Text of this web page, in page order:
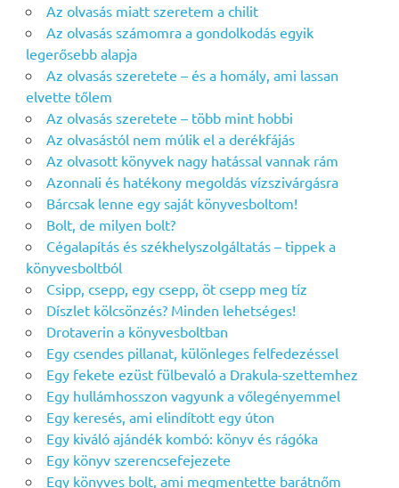
Az olvasás miatt szeretem a chilit
Az olvasás számomra a gondolkodás egyik
legerősebb alapja
Az olvasás szeretete – és a homály, ami lassan
elvette tőlem
Az olvasás szeretete – több mint hobbi
Az olvasástól nem múlik el a derékfájás
Az olvasott könyvek nagy hatással vannak rám
Azonnali és hatékony megoldás vízszivárgásra
Bárcsak lenne egy saját könyvesboltom!
Bolt, de milyen bolt?
Cégalapítás és székhelyszolgáltatás – tippek a
könyvesboltból
Csipp, csepp, egy csepp, öt csepp meg tíz
Díszlet kölcsönzés? Minden lehetséges!
Drotaverin a könyvesboltban
Egy csendes pillanat, különleges felfedezéssel
Egy fekete ezüst fülbevaló a Drakula-szettemhez
Egy hullámhosszon vagyunk a vőlegényemmel
Egy keresés, ami elindított egy úton
Egy kiváló ajándék kombó: könyv és rágóka
Egy könyv szerencsefejezete
Egy könyves bolt, ami megmentette barátnőm